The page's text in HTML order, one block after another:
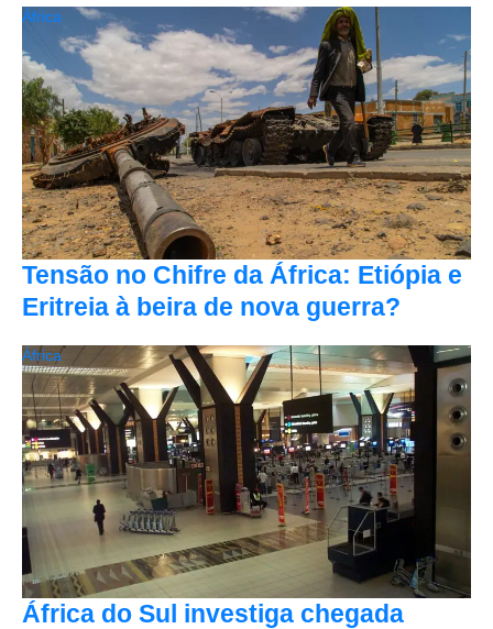
Tensão no Chifre da África: Etiópia e
Eritreia à beira de nova guerra?
África
África do Sul investiga chegada
África